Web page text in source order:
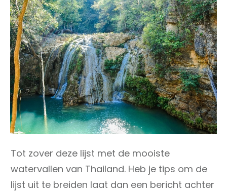
Tot zover deze lijst met de mooiste
watervallen van Thailand. Heb je tips om de
lijst uit te breiden laat dan een bericht achter